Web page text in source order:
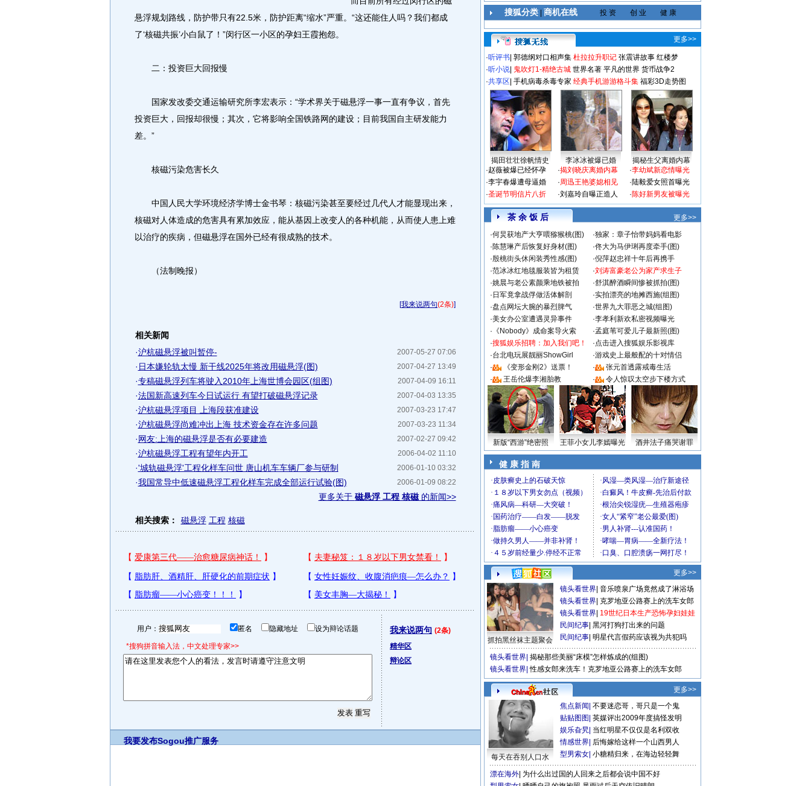
悬浮规划路线，防护带只有22.5米，防护距离“缩水”严重。“这还能住人吗？我们都成
了‘核磁共振’小白鼠了！”闵行区一小区的孕妇王霞抱怨。
二：投资巨大回报慢
国家发改委交通运输研究所李宏表示：“学术界关于磁悬浮一事一直有争议，首先
投资巨大，回报却很慢；其次，它将影响全国铁路网的建设；目前我国自主研发能力
差。”
核磁污染危害长久
中国人民大学环境经济学博士金书琴：核磁污染甚至要经过几代人才能显现出来，
核磁对人体造成的危害具有累加效应，能从基因上改变人的各种机能，从而使人患上难
以治疗的疾病，但磁悬浮在国外已经有很成熟的技术。
（法制晚报）
[我来说两句(2条)]
相关新闻
2007-05-27 07:06
·沪杭磁悬浮被叫暂停-
2007-04-27 13:49
· 日本嫌轮轨太慢 新干线2025年将改用磁悬浮(图)
2007-04-09 16:11
·专稿磁悬浮列车将驶入2010年上海世博会园区(组图)
2007-04-03 13:35
·法国新高速列车今日试运行 有望打破磁悬浮记录
2007-03-23 17:47
·沪杭磁悬浮项目 上海段获准建设
2007-03-23 11:34
·沪杭磁悬浮尚难冲出上海 技术资金存在许多问题
2007-02-27 09:42
·网友:上海的磁悬浮是否有必要建造
2006-04-02 11:10
·沪杭磁悬浮工程有望年内开工
2006-01-10 03:32
·'城轨磁悬浮'工程化样车问世 唐山机车车辆厂参与研制
2006-01-09 08:22
·我国常导中低速磁悬浮工程化样车完成全部运行试验(图)
更多关于 磁悬浮 工程 核磁的新闻>>
相关搜索： 磁悬浮 工程 核磁
用户： 匿名 隐藏地址 设为辩论话题
*搜狗拼音输入法，中文处理专家>>
我来说两句 (2条)
精华区
辩论区
我要发布Sogou推广服务
搜狐分类| 商机在线 投 资 创 业 健 康
更多>>
·听评书 郭德纲对口相声集 杜拉拉升职记 张震讲故事 红楼梦
·听小说 鬼吹灯1-精绝古城 世界名著 平凡的世界 货币战争2
·共享区 手机病毒杀毒专家 经典手机游游格斗集 福彩3D走势图
揭田壮壮徐帆情史 李冰冰被爆已婚
揭秘生父离婚内幕
·赵薇被爆已经怀孕
·李宇春爆遭母逼婚
·圣诞节明信片八折
·揭刘晓庆离婚内幕
·周迅王艳婆媳相见
·刘嘉玲自曝正造人
·李幼斌新恋情曝光
·陆毅爱女照首曝光
·陈好新男友被曝光
茶 余 饭 后
更多>>
·何炅获地产大亨喂猕猴桃(图) ·独家：章子怡带妈妈看电影
·陈慧琳产后恢复好身材(图) ·佟大为马伊琍再度牵手(图)
·殷桃街头休闲装秀性感(图) ·倪萍赵忠祥十年后再携手
·范冰冰红地毯服装皆为租赁 ·刘涛富豪老公为家产求生子
·姚晨与老公素颜乘地铁被拍 ·舒淇醉酒瞬间惨被抓拍(图)
· 日军竟拿战俘做活体解剖 ·实拍漂亮的地摊西施(组图)
·盘点网坛大腕的暴烈脾气 ·世界九大罪恶之城(组图)
·美女办公室遭遇灵异事件 ·李孝利新欢私密视频曝光
· 《Nobody》成命案导火索 ·孟庭苇可爱儿子最新照(图)
·搜狐娱乐招聘：加入我们吧！ ·点击进入搜狐娱乐影视库
·台北电玩展靓丽ShowGirl ·游戏史上最般配的十对情侣
·
《变形金刚2》送票！ ·
张元首透露戒毒生活
·
王岳伦爆李湘胎教 · 令人惊叹太空步下楼方式
新版“西游”绝密照 王菲小女儿李嫣曝光 酒井法子痛哭谢罪
健 康 指 南
更多>>
抓拍黑丝袜主题聚会
镜头看世界 音乐喷泉广场竟然成了淋浴场
镜头看世界 克罗地亚公路赛上的洗车女郎
镜头看世界 19世纪日本生产恐怖孕妇娃娃
民间纪事 黑河打狗打出来的问题
民间纪事 明星代言假药应该视为共犯吗
镜头看世界 揭秘那些美丽“床模”怎样炼成的(组图)
镜头看世界 性感女郎来洗车！克罗地亚公路赛上的洗车女郎
更多>>
每天在吞别人口水
焦点新闻 不要迷恋哥，哥只是一个鬼
贴贴图图 英媒评出2009年度搞怪发明
娱乐旮旯 当红明星不仅仅是名利双收
情感世界 后悔嫁给这样一个山西男人
型男索女 小糖精归来，在海边轻轻舞
漂在海外 为什么出过国的人回来之后都会说中国不好